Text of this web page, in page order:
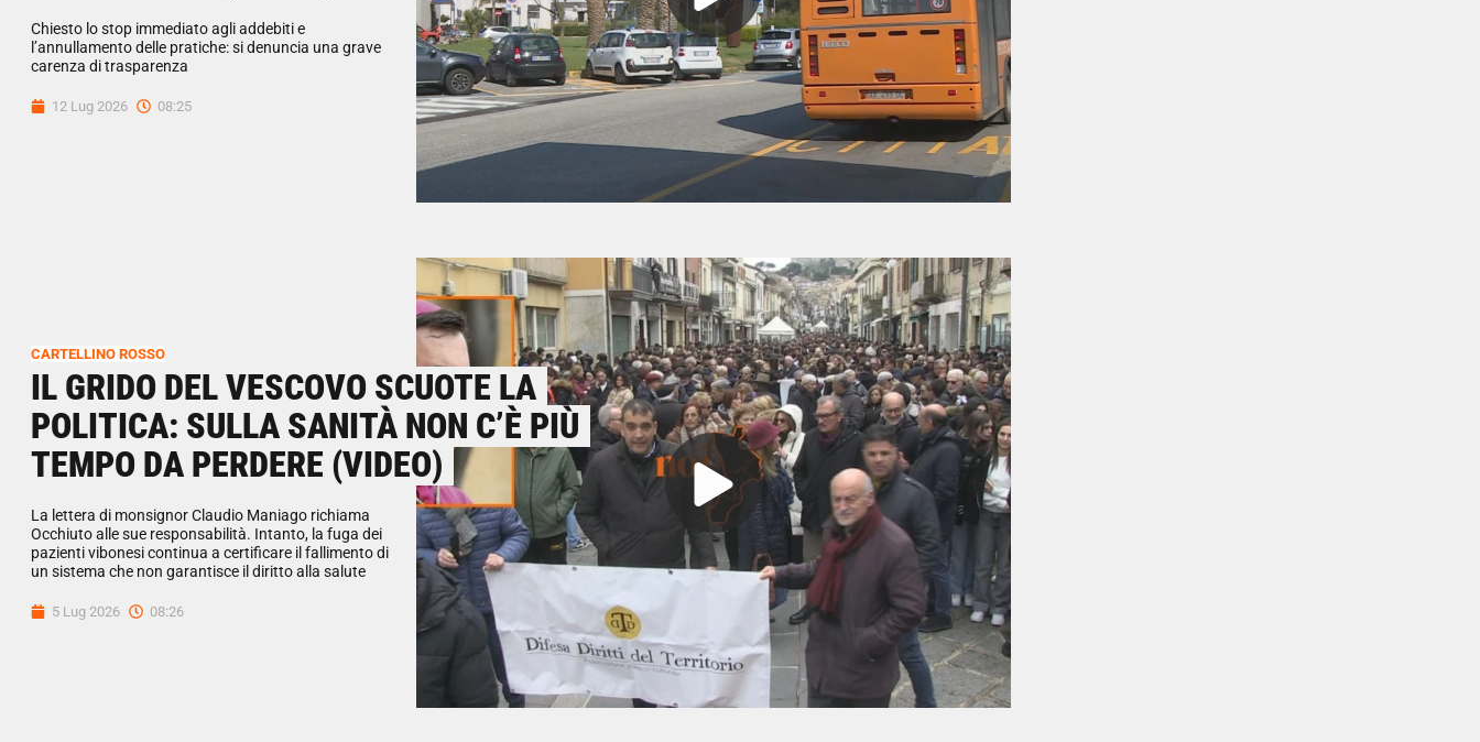
Chiesto lo stop immediato agli addebiti e
l’annullamento delle pratiche: si denuncia una grave
carenza di trasparenza
12 Lug 2026 08:25
CARTELLINO ROSSO
IL GRIDO DEL VESCOVO SCUOTE LA
POLITICA: SULLA SANITÀ NON C’È PIÙ
TEMPO DA PERDERE (VIDEO)
La lettera di monsignor Claudio Maniago richiama
Occhiuto alle sue responsabilità. Intanto, la fuga dei
pazienti vibonesi continua a certificare il fallimento di
un sistema che non garantisce il diritto alla salute
5 Lug 2026 08:26